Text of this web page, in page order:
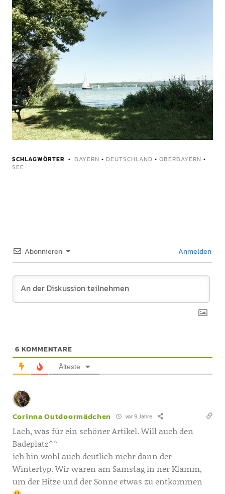
SCHLAGWÖRTER BAYERN • DEUTSCHLAND • OBERBAYERN •
SEE
Abonnieren Anmelden
6 KOMMENTARE
Älteste
Corinna Outdoormädchen vor 9 Jahre
Lach, was für ein schöner Artikel. Will auch den
Badeplatz^^
ich bin wohl auch deutlich mehr dann der
Wintertyp. Wir waren am Samstag in ner Klamm,
um der Hitze und der Sonne etwas zu entkommen